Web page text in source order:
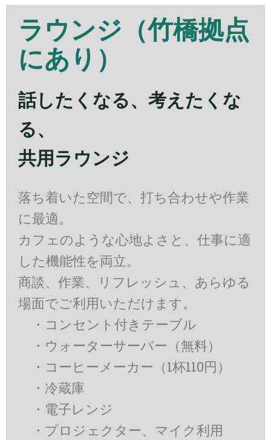
ラウンジ （竹橋拠点
にあり）
話したくなる、考えたくな
る、
共用ラウンジ
落ち着いた空間で、打ち合わせや作業
に最適。
カフェのような心地よさと、仕事に適
した機能性を両立。
商談、作業、リフレッシュ、あらゆる
場面でご利用いただけます。
・コンセント付きテーブル
・ウォーターサーバー（無料）
・コーヒーメーカー（1杯110円）
・冷蔵庫
・電子レンジ
・プロジェクター、マイク利用